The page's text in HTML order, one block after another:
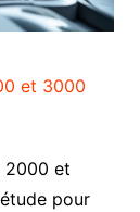
et 3000
2000 et
pour